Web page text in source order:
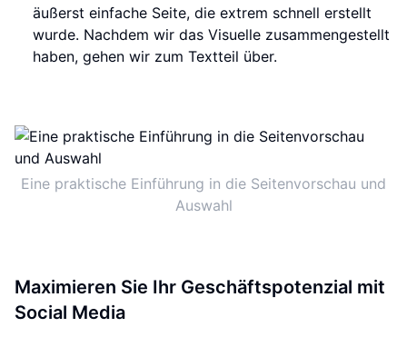
äußerst einfache Seite, die extrem schnell erstellt
wurde. Nachdem wir das Visuelle zusammengestellt
haben, gehen wir zum Textteil über.
Eine praktische Einführung in die Seitenvorschau und
Auswahl
Maximieren Sie Ihr Geschäftspotenzial mit
Social Media